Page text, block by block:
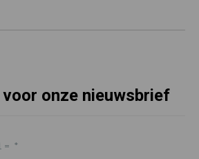
onze nieuwsbrief
= *